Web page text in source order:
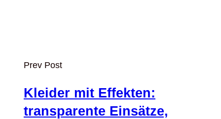
Prev Post
Kleider mit Effekten:
transparente Einsätze,